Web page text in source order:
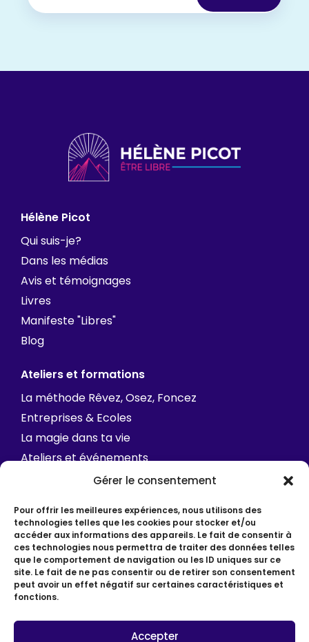
Gérer le consentement
Pour offrir les meilleures expériences, nous utilisons des
technologies telles que les cookies pour stocker et/ou
accéder aux informations des appareils. Le fait de consentir à
ces technologies nous permettra de traiter des données telles
que le comportement de navigation ou les ID uniques sur ce
site. Le fait de ne pas consentir ou de retirer son consentement
peut avoir un effet négatif sur certaines caractéristiques et
fonctions.
Accepter
Hélène Picot
Qui suis-je?
Dans les médias
Avis et témoignages
Livres
Manifeste "Libres"
Blog
Ateliers et formations
La méthode Rêvez, Osez, Foncez
Entreprises & Ecoles
La magie dans ta vie
Ateliers et événements
© Depuis 2012 • Hélène Picot • Coach / Slasheuse